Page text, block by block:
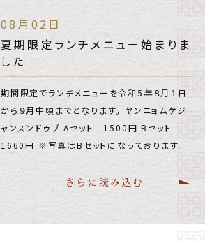
08月02日
夏期限定ランチメニュー始まりま
した
期間限定でランチメニューを令和5年８月１日
から９月中頃までとなります。 ヤンニョムケジ
ャンスンドゥブ Aセット 1500円 Bセット
1660円 ※写真はBセットになっております。
さらに読み込む